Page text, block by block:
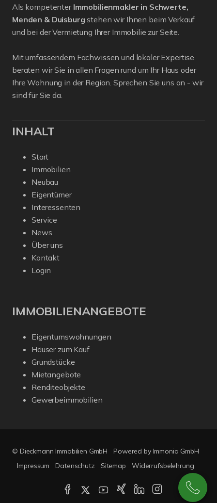
Als kompetenter Immobilienmakler in Schwerte,
Menden & Duisburg stehen wir Ihnen beim Verkauf
und bei der Vermietung Ihrer Immobilie zur Seite.
Mit umfassendem Fachwissen und lokaler Expertise
beraten wir Sie in allen Fragen rund um Ihr Haus oder
Ihre Wohnung in der Region. Sprechen Sie uns an - wir
sind für Sie da.
INHALT
Start
Immobilien
Neubau
Eigentümer
Interessenten
Service
News
Über uns
Kontakt
Login
IMMOBILIENANGEBOTE
Eigentumswohnungen
Häuser zum Kauf
Grundstücke
Mietangebote
Renditeobjekte
Gewerbeimmobilien
© Dieckmann Immobilien GmbH
Powered by Immonia GmbH
Impressum
Datenschutz Sitemap Widerrufsbelehrung